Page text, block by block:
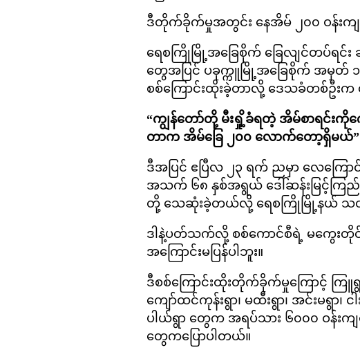
ဒီတိုက်ခိုက်မှုအတွင်း နေအိမ် ၂၀၀ ဝန်းက
ရေစကြိုမြို့အခြေစိုက် ခြေလျင်တပ်ရင်း
တွေအပြင် ပခုက္ကူမြို့အခြေစိုက် အမှတ် ၁
စစ်ကြောင်းထိုးခဲ့တာလို့ ဒေသခံတစ်ဦးက
“ကျွန်တော်တို့ မီးရှို့ခံရတဲ့ အိမ်စာရင်းကို
တာက အိမ်ခြေ ၂၀၀ လောက်တော့ရှိမယ်”
ဒီအပြင် ဧပြီလ ၂၃ ရက် ညမှာ လေကြ
အသက် ၆၈ နှစ်အရွယ် ဒေါ်ဆန်းမြင့်က
တို့ သေဆုံးခဲ့တယ်လို့ ရေစကြိုမြို့နယ် သတ
ဒါနဲ့ပတ်သက်လို့ စစ်ကောင်စီရဲ့ မကွေးတို
အကြောင်းမပြန်ပါဘူး။
ဒီစစ်ကြောင်းထိုးတိုက်ခိုက်မှုကြောင့် ကြူရွာ
ကျော်ထင်ကုန်းရွာ၊ မထီးရွာ၊ အင်းမရွာ၊ င
ပါယ်ရွာ တွေက အရပ်သား ၆၀၀၀ ဝန်း
တွေကပြောပါတယ်။